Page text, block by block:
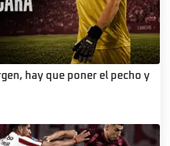
hay que poner el pecho y